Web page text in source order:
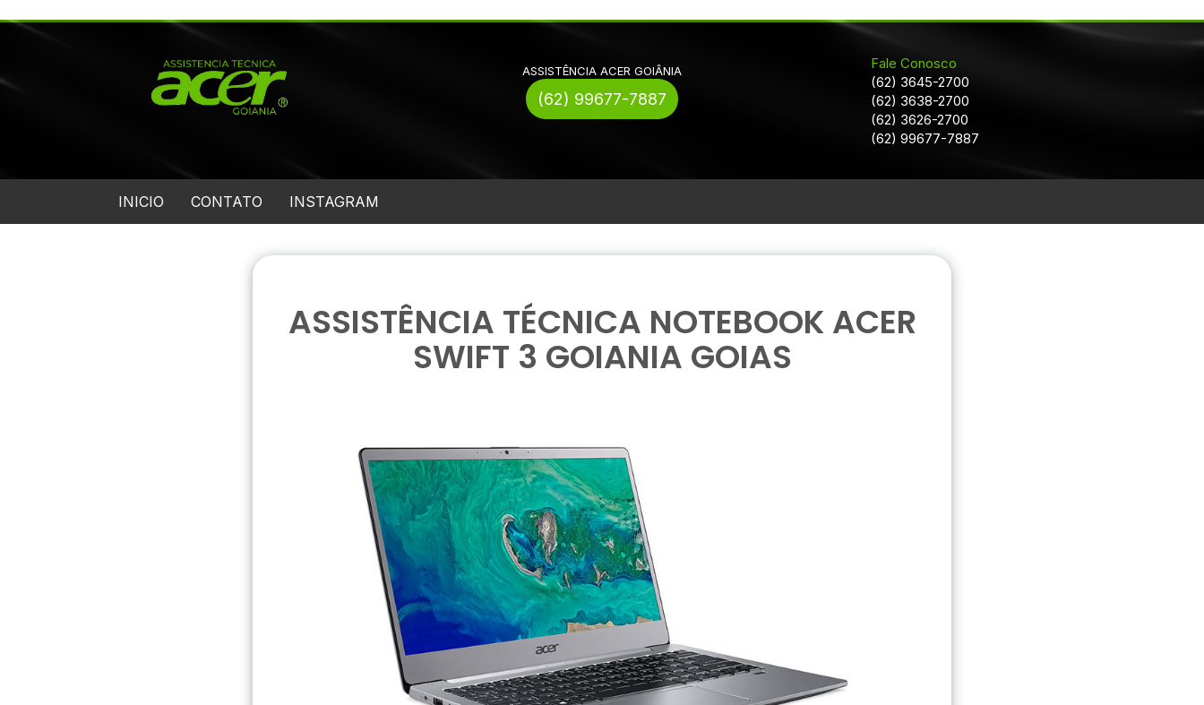
ASSISTÊNCIA ACER GOIÂNIA
(62) 99677-7887
Fale Conosco
(62) 3645-2700
(62) 3638-2700
(62) 3626-2700
(62) 99677-7887
INICIO CONTATO INSTAGRAM
ASSISTÊNCIA TÉCNICA NOTEBOOK ACER
SWIFT 3 GOIANIA GOIAS